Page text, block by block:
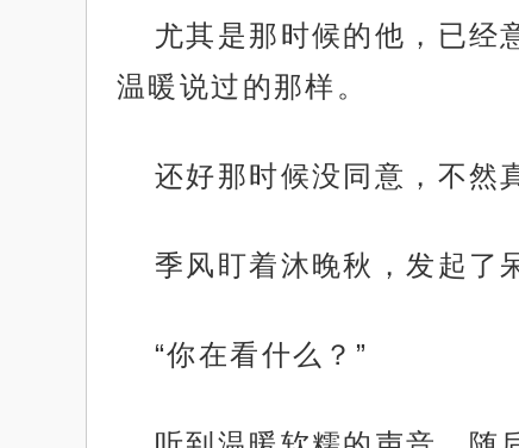
尤其是那时候的他，已经
温暖说过的那样。
还好那时候没同意，不
季风盯着沐晚秋，发起了
“你在看什么？”